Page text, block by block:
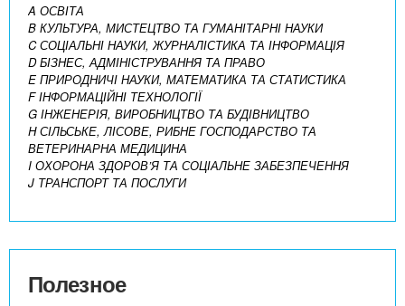
A ОСВІТА
B КУЛЬТУРА, МИСТЕЦТВО ТА ГУМАНІТАРНІ НАУКИ
C СОЦІАЛЬНІ НАУКИ, ЖУРНАЛІСТИКА ТА ІНФОРМАЦІЯ
D БІЗНЕС, АДМІНІСТРУВАННЯ ТА ПРАВО
E ПРИРОДНИЧІ НАУКИ, МАТЕМАТИКА ТА СТАТИСТИКА
F ІНФОРМАЦІЙНІ ТЕХНОЛОГІЇ
G ІНЖЕНЕРІЯ, ВИРОБНИЦТВО ТА БУДІВНИЦТВО
H СІЛЬСЬКЕ, ЛІСОВЕ, РИБНЕ ГОСПОДАРСТВО ТА
ВЕТЕРИНАРНА МЕДИЦИНА
I ОХОРОНА ЗДОРОВ’Я ТА СОЦІАЛЬНЕ ЗАБЕЗПЕЧЕННЯ
J ТРАНСПОРТ ТА ПОСЛУГИ
Полезное